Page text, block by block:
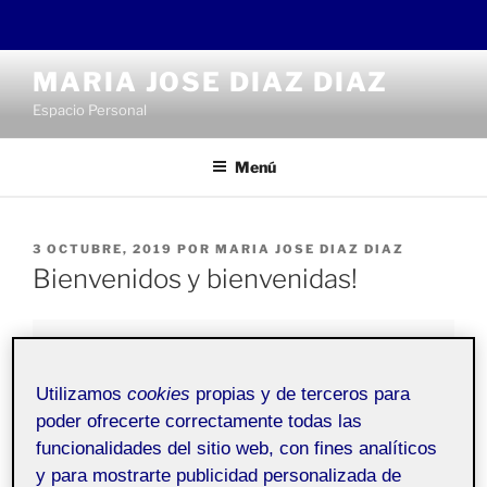
contenido
MARIA JOSE DIAZ DIAZ
Espacio Personal
Menú
PUBLICADO
EL
3 OCTUBRE, 2019 POR MARIA JOSE DIAZ DIAZ
Bienvenidos y bienvenidas!
Bienvenidos a miFoliopersonal. Esta entrada se ha
generado automáticamente, y sirve para explicar la
plataforma académica de portafolios.
Utilizamoscookies propias y de terceros para
poder ofrecerte correctamente todas las
funcionalidades del sitio web, con fines analíticos
y para mostrarte publicidad personalizada de